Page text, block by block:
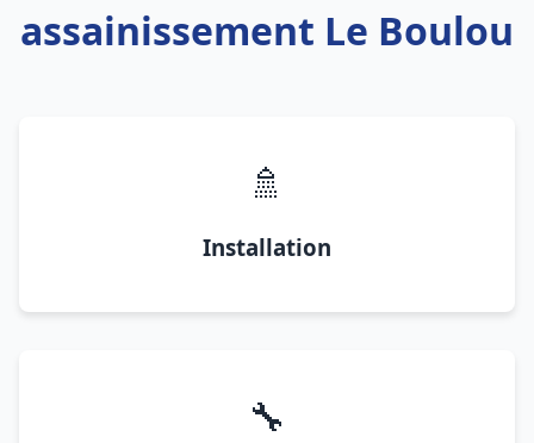
assainissement Le Boulou
🚿
Installation
🔧